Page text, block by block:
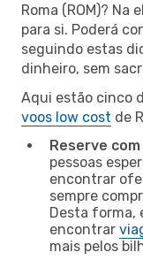
Roma (ROM)?
para si. Poderá
seguindo estas
dinheiro, sem
Aqui estão cinco
voos low cost de
Reserve
pessoas
encontrar
sempre
Desta forma,
encontrar
mais pelos